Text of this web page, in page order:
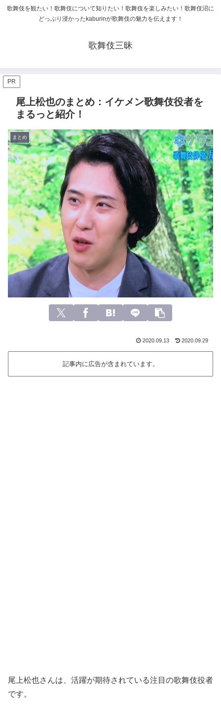
歌舞伎を観たい！歌舞伎について知りたい！歌舞伎を楽しみたい！歌舞伎沼に
どっぷり浸かったkaburinが歌舞伎の魅力を伝えます！
歌舞伎三昧
PR
尾上松也のまとめ：イケメン歌舞伎役者を
まるっと紹介！
まとめ
2020.09.13 2020.09.29
記事内に広告が含まれています。
尾上松也さんは、活躍が期待されている注目の歌舞伎役者
です。